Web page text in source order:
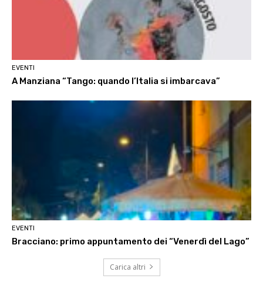
EVENTI
A Manziana “Tango: quando l’Italia si imbarcava”
EVENTI
Bracciano: primo appuntamento dei “Venerdì del Lago”
Carica altri